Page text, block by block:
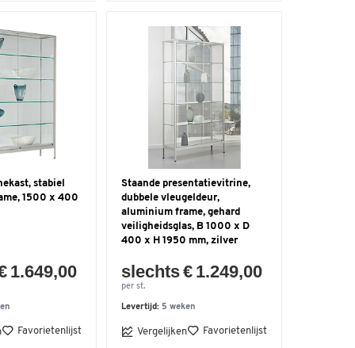
stabiel
1500 x 400
1.649,00
Favorietenlijst
Staande presentatievitrine,
dubbele vleugeldeur,
aluminium frame, gehard
veiligheidsglas, B 1000 x D
400 x H 1950 mm, zilver
slechts € 1.249,00
per st.
Levertijd: 5 weken
Vergelijken Favorietenlijst